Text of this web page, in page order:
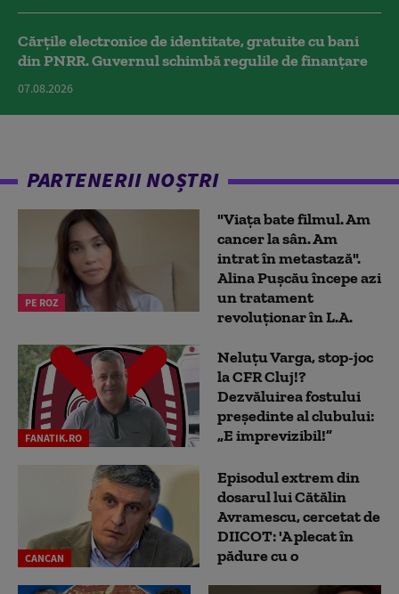
Cărțile electronice de identitate, gratuite cu bani
din PNRR. Guvernul schimbă regulile de finanțare
07.08.2026
PARTENERII NOȘTRI
PE ROZ
"Viața bate filmul. Am
cancer la sân. Am
intrat în metastază".
Alina Pușcău începe azi
un tratament
revoluționar în L.A.
FANATIK.RO
Neluțu Varga, stop-joc
la CFR Cluj!?
Dezvăluirea fostului
președinte al clubului:
„E imprevizibil!”
CANCAN
Episodul extrem din
dosarul lui Cătălin
Avramescu, cercetat de
DIICOT: 'A plecat în
pădure cu o